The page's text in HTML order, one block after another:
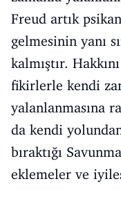
Freud artık
gelmesinin yanı
kalmıştır.
fikirlerle kendi
yalanlanmasına
da kendi
bıraktığı
eklemeler ve